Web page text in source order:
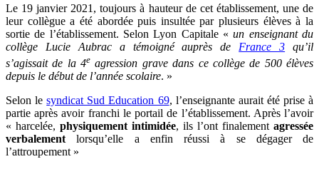
Le 19 janvier 2021, toujours à hauteur de cet établissement, une de
leur collègue a été abordée puis insultée par plusieurs élèves à la
sortie de l’établissement. Selon Lyon Capitale «un enseignant du
collège Lucie Aubrac a témoigné auprès de France 3 qu’il
s’agissait de la 4e agression grave dans ce collège de 500 élèves
depuis le début de l’année scolaire. »
Selon le syndicat Sud Education 69, l’enseignante aurait été prise à
partie après avoir franchi le portail de l’établissement. Après l’avoir
« harcelée, physiquement intimidée, ils l’ont finalement agressée
verbalement lorsqu’elle a enfin réussi à se dégager de
l’attroupement »